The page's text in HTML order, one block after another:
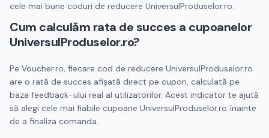
cele mai bune coduri de reducere UniversulProduselor.ro.
Cum calculăm rata de succes a cupoanelor
UniversulProduselor.ro?
Pe Voucher.ro, fiecare cod de reducere UniversulProduselor.ro
are o rată de succes afișată direct pe cupon, calculată pe
baza feedback-ului real al utilizatorilor. Acest indicator te ajută
să alegi cele mai fiabile cupoane UniversulProduselor.ro înainte
de a finaliza comanda.